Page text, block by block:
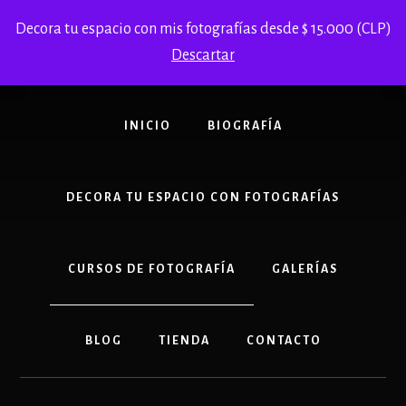
Decora tu espacio con mis fotografías desde $ 15.000 (CLP)
Descartar
INICIO BIOGRAFÍA
DECORA TU ESPACIO CON FOTOGRAFÍAS
CURSOS DE FOTOGRAFÍA GALERÍAS
BLOG TIENDA CONTACTO